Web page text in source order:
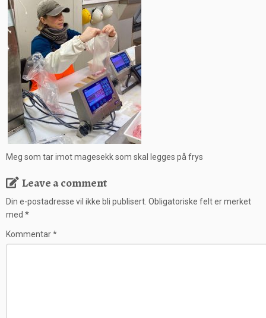
Meg som tar imot magesekk som skal legges på frys
Leave a comment
Din e-postadresse vil ikke bli publisert. Obligatoriske felt er merket
med *
Kommentar*